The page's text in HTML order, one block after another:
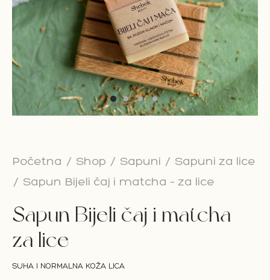
Početna / Shop / Sapuni / Sapuni za lice
/ Sapun Bijeli čaj i matcha – za lice
Sapun Bijeli čaj i matcha –
za lice
SUHA I NORMALNA KOŽA LICA
Bar
paketi